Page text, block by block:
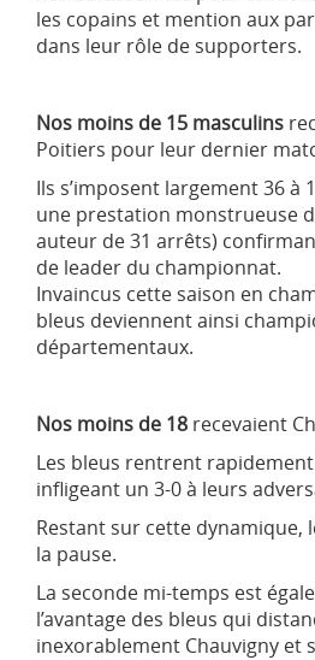
les copains et mention aux
dans leur rôle de supporters.
Nos moins de 15 masculins
Poitiers pour leur dernier
Ils s’imposent largement 36 à
une prestation monstrueuse
auteur de 31 arrêts)
de leader du championnat.
Invaincus cette saison en
bleus deviennent ainsi
départementaux.
Nos moins de 18 recevaient
Les bleus rentrent
infligeant un 3-0 à leurs
Restant sur cette dynamique,
la pause.
La seconde mi-temps est
l’avantage des bleus qui
inexorablement Chauvigny et